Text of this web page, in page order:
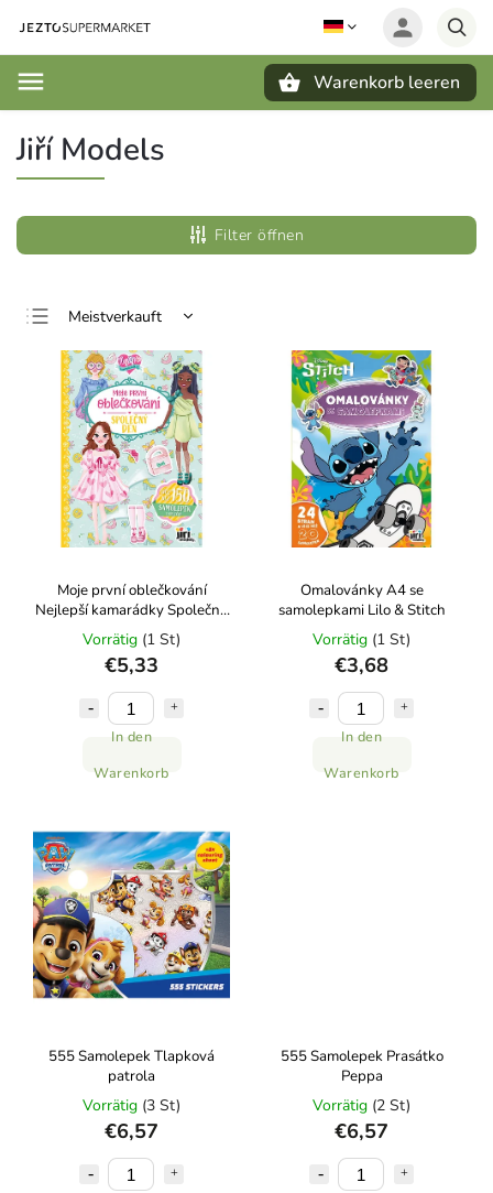
Warenkorb leeren
Jiří Models
Filter öffnen
Meistverkauft
Günstigste
Teuerste
Alphabetisch
Moje první oblečkování
Nejlepší kamarádky Společný
den
Vorrätig (1 St)
€5,33
In den
Warenkorb
Omalovánky A4 se
samolepkami Lilo & Stitch
Vorrätig (1 St)
€3,68
In den
Warenkorb
555 Samolepek Tlapková
patrola
Vorrätig (3 St)
€6,57
555 Samolepek Prasátko
Peppa
Vorrätig (2 St)
€6,57